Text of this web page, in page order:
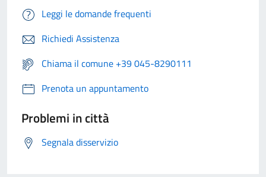
Leggi le domande frequenti
Richiedi Assistenza
Chiama il comune +39 045-8290111
Prenota un appuntamento
Problemi in città
Segnala disservizio